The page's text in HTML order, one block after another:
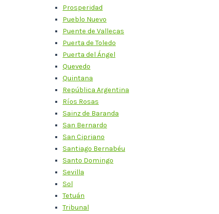
Prosperidad
Pueblo Nuevo
Puente de Vallecas
Puerta de Toledo
Puerta del Ángel
Quevedo
Quintana
República Argentina
Ríos Rosas
Sainz de Baranda
San Bernardo
San Cipriano
Santiago Bernabéu
Santo Domingo
Sevilla
Sol
Tetuán
Tribunal